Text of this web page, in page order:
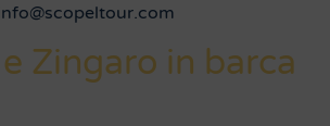
Zingaro in barca